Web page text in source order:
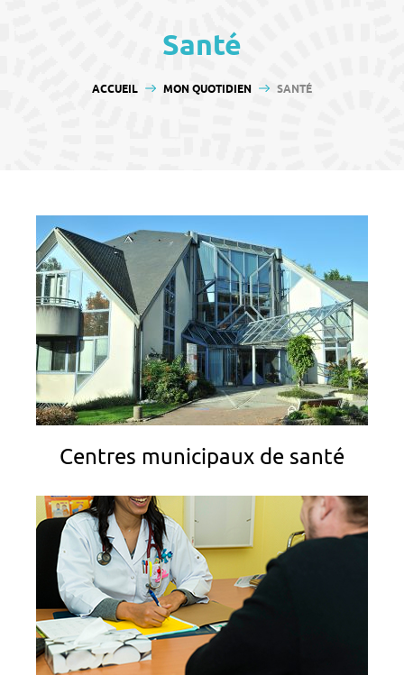
Santé
VOUS ÊTES ICI :
ACCUEIL MON QUOTIDIEN SANTÉ
Centres municipaux de santé